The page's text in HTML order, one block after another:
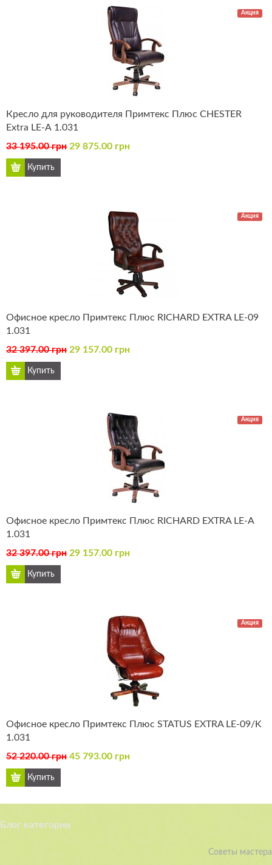
Акция
Кресло для руководителя Примтекс Плюс CHESTER
Extra LE-А 1.031
33 195.00 грн 29 875.00 грн
Акция
Офисное кресло Примтекс Плюс RICHARD EXTRA LE-09
1.031
32 397.00 грн 29 157.00 грн
Акция
Офисное кресло Примтекс Плюс RICHARD EXTRA LE-А
1.031
32 397.00 грн 29 157.00 грн
Акция
Офисное кресло Примтекс Плюс STATUS EXTRA LE-09/K
1.031
52 220.00 грн 45 793.00 грн
Блог категории
Советы мастера